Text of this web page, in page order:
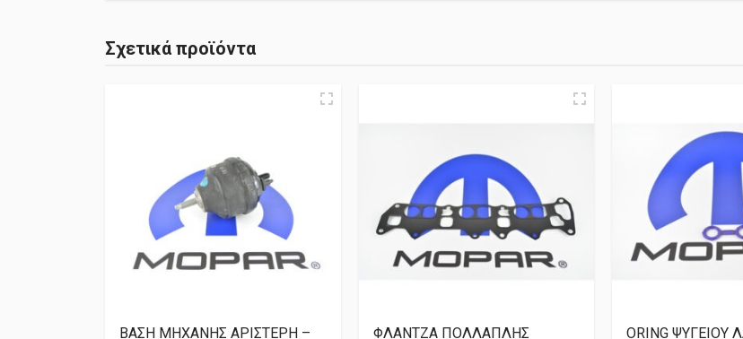
Σχετικά προϊόντα
ΒΑΣΗ ΜΗΧΑΝΗΣ ΑΡΙΣΤΕΡΗ –
ΦΛΑΝΤΖΑ ΠΟΛΛΑΠΛΗΣ
ORING ΨΥΓΕΙΟΥ